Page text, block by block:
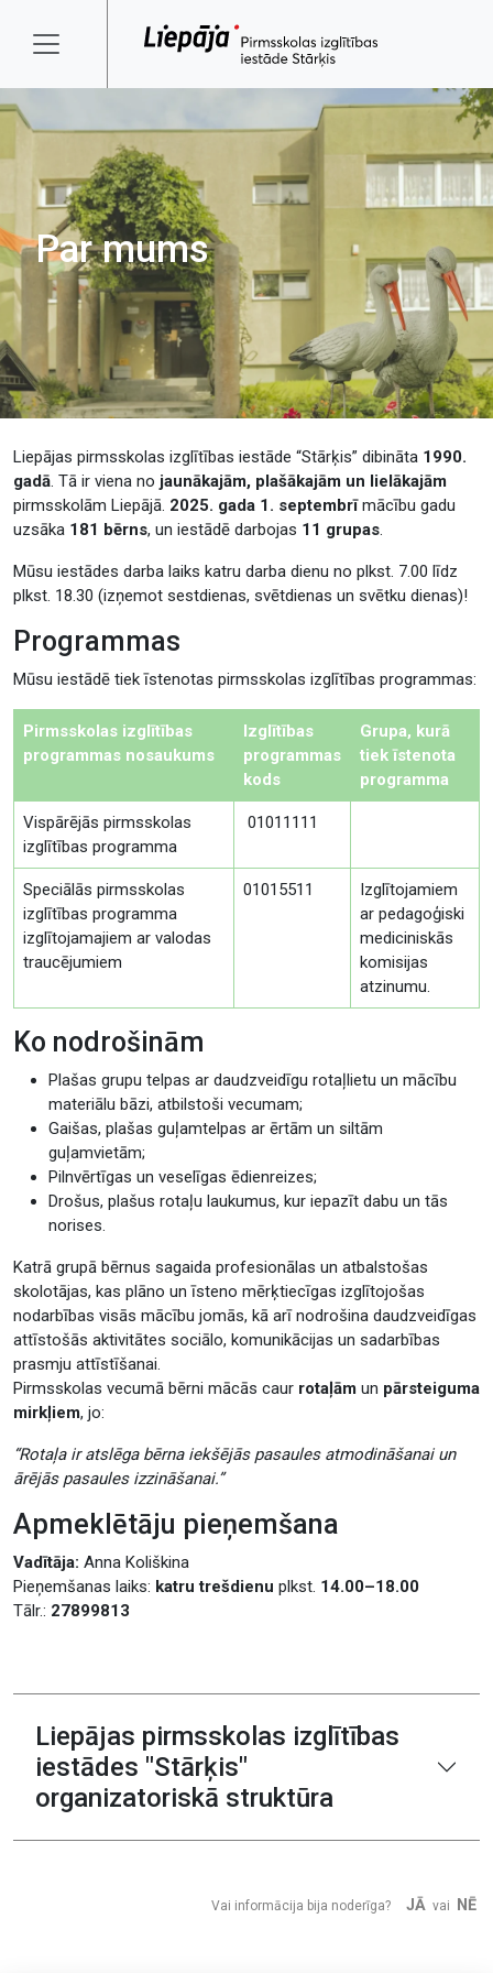
Par mums
Liepājas pirmsskolas izglītības iestāde “Stārķis” dibināta 1990.
gadā. Tā ir viena no jaunākajām, plašākajām un lielākajām
pirmsskolām Liepājā. 2025. gada 1. septembrīmācību gadu
uzsāka 181 bērns, un iestādē darbojas 11 grupas.
Mūsu iestādes darba laiks katru darba dienu no plkst. 7.00 līdz
plkst. 18.30 (izņemot sestdienas, svētdienas un svētku dienas)!
Programmas
Mūsu iestādē tiek īstenotas pirmsskolas izglītības programmas:
Pirmsskolas izglītības
programmas nosaukums
Izglītības
programmas
kods
Grupa, kurā
tiek īstenota
programma
Vispārējās pirmsskolas
izglītības programma
01011111
Speciālās pirmsskolas
izglītības programma
izglītojamajiem ar valodas
traucējumiem
01015511
Izglītojamiem
ar pedagoģiski
mediciniskās
komisijas
atzinumu.
Ko nodrošinām
Plašas grupu telpas ar daudzveidīgu rotaļlietu un mācību
materiālu bāzi, atbilstoši vecumam;
Gaišas, plašas guļamtelpas ar ērtām un siltām
guļamvietām;
Pilnvērtīgas un veselīgas ēdienreizes;
Drošus, plašus rotaļu laukumus, kur iepazīt dabu un tās
norises.
Katrā grupā bērnus sagaida profesionālas un atbalstošas
skolotājas, kas plāno un īsteno mērķtiecīgas izglītojošas
nodarbības visās mācību jomās, kā arī nodrošina daudzveidīgas
attīstošās aktivitātes sociālo, komunikācijas un sadarbības
prasmju attīstīšanai.
Pirmsskolas vecumā bērni mācās caur rotaļām un pārsteiguma
mirkļiem, jo:
“Rotaļa ir atslēga bērna iekšējās pasaules atmodināšanai un
ārējās pasaules izzināšanai.”
Apmeklētāju pieņemšana
Vadītāja: Anna Koliškina
Pieņemšanas laiks: katru trešdienu plkst. 14.00–18.00
Tālr.: 27899813
Liepājas pirmsskolas izglītības
iestādes "Stārķis"
organizatoriskā struktūra
Vai informācija bija noderīga? JĀ vai NĒ